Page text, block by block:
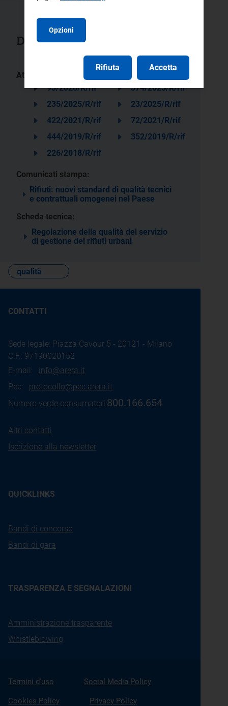
Documenti collegati
Atti:
93/2026/R/rif
374/2025/R/rif
235/2025/R/rif
23/2025/R/rif
422/2021/R/rif
72/2021/R/rif
444/2019/R/rif
352/2019/R/rif
226/2018/R/rif
Comunicati stampa:
Rifiuti: nuovi standard di qualità tecnici
e contrattuali omogenei nel Paese
Scheda tecnica:
Regolazione della qualità del servizio
di gestione dei rifiuti urbani
qualità
CONTATTI
Sede legale: Piazza Cavour 5 - 20121 - Milano
C.F.: 97190020152
E-mail: info@arera.it
Pec: protocollo@pec.arera.it
Numero verde consumatori:800.166.654
Altri contatti
Iscrizione alla newsletter
QUICKLINKS
Bandi di concorso
Bandi di gara
TRASPARENZA E SEGNALAZIONI
Amministrazione trasparente
Whistleblowing
Termini d'uso Social Media Policy
Cookies Policy Privacy Policy
Opzioni
Rifiuta Accetta